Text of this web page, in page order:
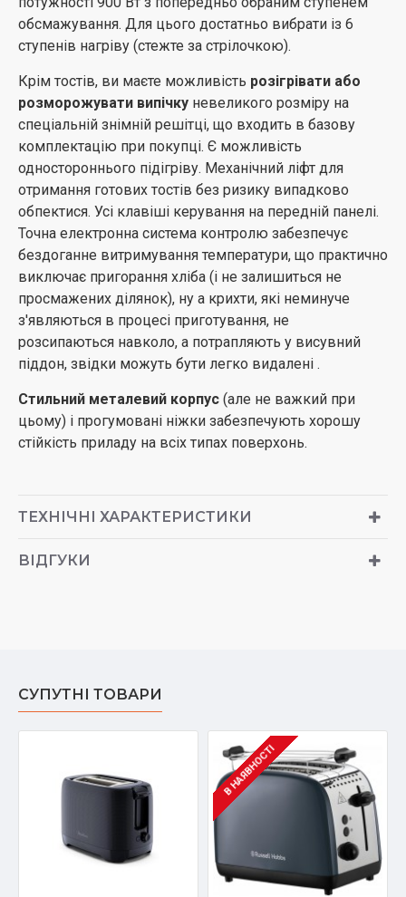
обсмажування. Для цього достатньо вибрати із 6
ступенів нагріву (стежте за стрілочкою).
Крім тостів, ви маєте можливість розігрівати або
розморожувати випічку невеликого розміру на
спеціальній знімній решітці, що входить в базову
комплектацію при покупці. Є можливість
одностороннього підігріву. Механічний ліфт для
отримання готових тостів без ризику випадково
обпектися. Усі клавіші керування на передній панелі.
Точна електронна система контролю забезпечує
бездоганне витримування температури, що практично
виключає пригорання хліба (і не залишиться не
просмажених ділянок), ну а крихти, які неминуче
з'являються в процесі приготування, не
розсипаються навколо, а потрапляють у висувний
піддон, звідки можуть бути легко видалені .
Стильний металевий корпус (але не важкий при
цьому) і прогумовані ніжки забезпечують хорошу
стійкість приладу на всіх типах поверхонь.
ТЕХНІЧНІ ХАРАКТЕРИСТИКИ
ВІДГУКИ
СУПУТНІ ТОВАРИ
В НАЯВНОСТІ